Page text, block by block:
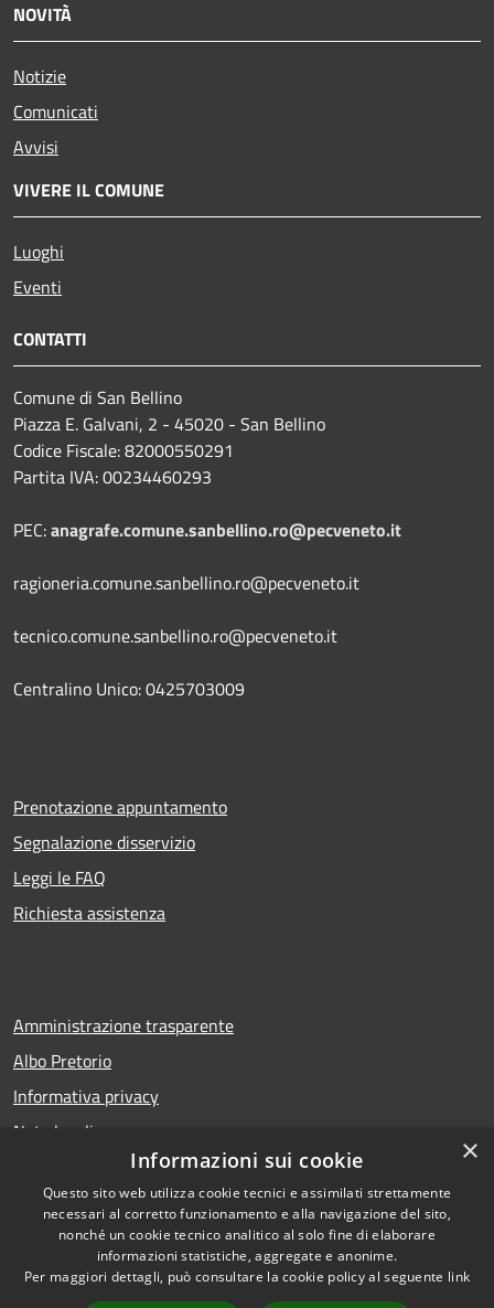
NOVITÀ
Notizie
Comunicati
Avvisi
VIVERE IL COMUNE
Luoghi
Eventi
CONTATTI
Comune di San Bellino
Piazza E. Galvani, 2 - 45020 - San Bellino
Codice Fiscale: 82000550291
Partita IVA: 00234460293
PEC:anagrafe.comune.sanbellino.ro@pecveneto.it
ragioneria.comune.sanbellino.ro@pecveneto.it
tecnico.comune.sanbellino.ro@pecveneto.it
Centralino Unico: 0425703009
Prenotazione appuntamento
Segnalazione disservizio
Leggi le FAQ
Richiesta assistenza
Amministrazione trasparente
Albo Pretorio
Informativa privacy
Note legali
Dichiarazione di accessibilità
RSS
Accessibilità
Copyright © 2026 • Comune di
×
Informazioni sui cookie
Questo sito web utilizza cookie tecnici e assimilati strettamente
necessari al corretto funzionamento e alla navigazione del sito,
nonché un cookie tecnico analitico al solo fine di elaborare
informazioni statistiche, aggregate e anonime.
Per maggiori dettagli, può consultare la cookie policy al seguente link